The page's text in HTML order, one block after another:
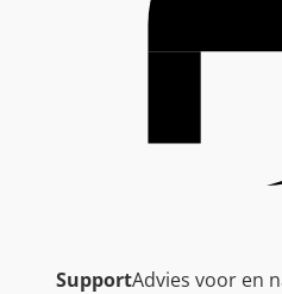
SupportAdvies voor en